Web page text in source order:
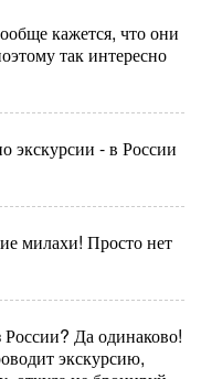
кажется, что они
так интересно
экскурсии - в России
Просто нет
Да одинаково!
экскурсию,